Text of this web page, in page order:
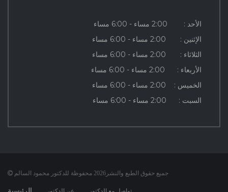
الأحد : 2:00 مساء - 6:00 مساء
الإثنين : 2:00 مساء - 6:00 مساء
الثلاثاء : 2:00 مساء - 6:00 مساء
الأربعاء : 2:00 مساء - 6:00 مساء
الخميس : 2:00 مساء - 6:00 مساء
السبت : 2:00 مساء - 6:00 مساء
جميع حقوق الطبع والنشر2026 محفوظة للدكتور محمود السالم